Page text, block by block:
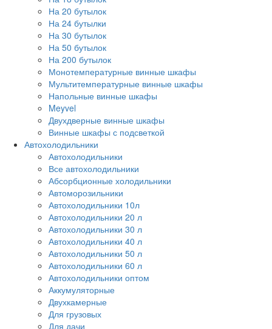
На 20 бутылок
На 24 бутылки
На 30 бутылок
На 50 бутылок
На 200 бутылок
Монотемпературные винные шкафы
Мультитемпературные винные шкафы
Напольные винные шкафы
Meyvel
Двухдверные винные шкафы
Винные шкафы с подсветкой
Автохолодильники
Автохолодильники
Все автохолодильники
Абсорбционные холодильники
Автоморозильники
Автохолодильники 10л
Автохолодильники 20 л
Автохолодильники 30 л
Автохолодильники 40 л
Автохолодильники 50 л
Автохолодильники 60 л
Автохолодильники оптом
Аккумуляторные
Двухкамерные
Для грузовых
Для дачи